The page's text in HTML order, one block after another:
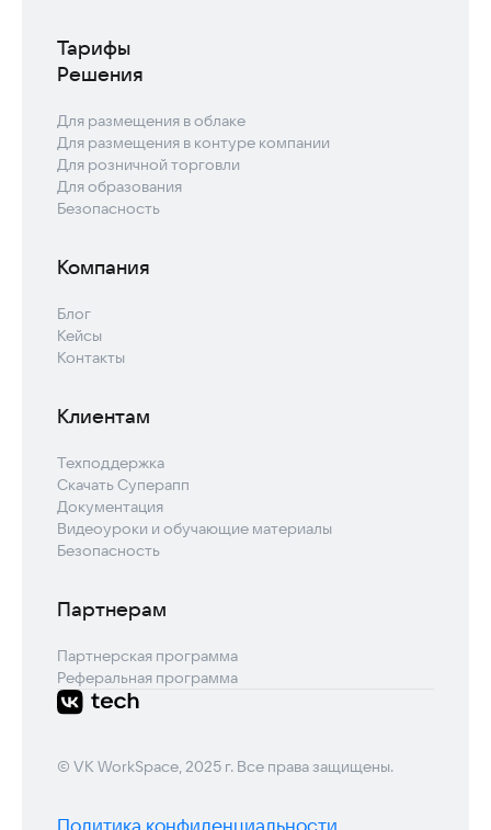
Тарифы
Решения
Для размещения в облаке
Для размещения в контуре компании
Для розничной торговли
Для образования
Безопасность
Компания
Блог
Кейсы
Контакты
Клиентам
Техподдержка
Скачать Суперапп
Документация
Видеоуроки и обучающие материалы
Безопасность
Партнерам
Партнерская программа
Реферальная программа
© VK WorkSpace, 2025 г. Все права защищены.